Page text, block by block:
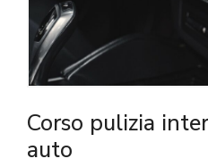
Corso pulizia
auto